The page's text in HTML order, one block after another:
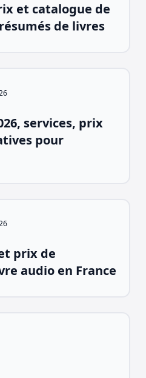
et catalogue de
de livres
services, prix
pour
prix de
audio en France